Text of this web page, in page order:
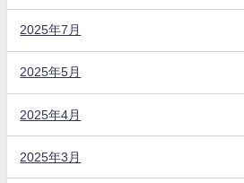
2025年7月
2025年5月
2025年4月
2025年3月